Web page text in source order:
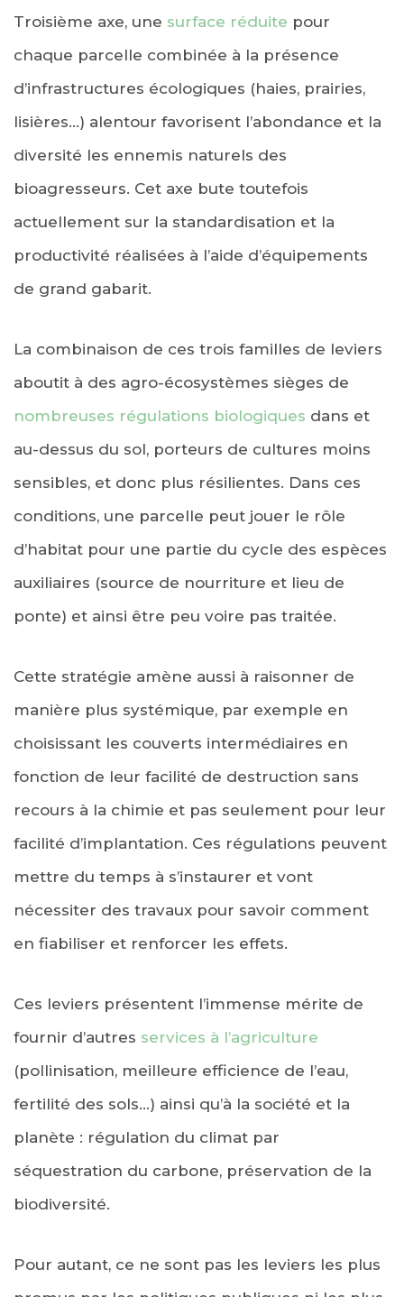
Troisième axe, une surface réduite pour
chaque parcelle combinée à la présence
d’infrastructures écologiques (haies, prairies,
lisières…) alentour favorisent l’abondance et la
diversité les ennemis naturels des
bioagresseurs. Cet axe bute toutefois
actuellement sur la standardisation et la
productivité réalisées à l’aide d’équipements
de grand gabarit.
La combinaison de ces trois familles de leviers
aboutit à des agro-écosystèmes sièges de
nombreuses régulations biologiques dans et
au-dessus du sol, porteurs de cultures moins
sensibles, et donc plus résilientes. Dans ces
conditions, une parcelle peut jouer le rôle
d’habitat pour une partie du cycle des espèces
auxiliaires (source de nourriture et lieu de
ponte) et ainsi être peu voire pas traitée.
Cette stratégie amène aussi à raisonner de
manière plus systémique, par exemple en
choisissant les couverts intermédiaires en
fonction de leur facilité de destruction sans
recours à la chimie et pas seulement pour leur
facilité d’implantation. Ces régulations peuvent
mettre du temps à s’instaurer et vont
nécessiter des travaux pour savoir comment
en fiabiliser et renforcer les effets.
Ces leviers présentent l’immense mérite de
fournir d’autres services à l’agriculture
(pollinisation, meilleure efficience de l’eau,
fertilité des sols…) ainsi qu’à la société et la
planète : régulation du climat par
séquestration du carbone, préservation de la
biodiversité.
Pour autant, ce ne sont pas les leviers les plus